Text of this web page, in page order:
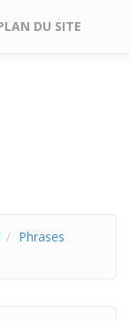
DU SITE
Phrases